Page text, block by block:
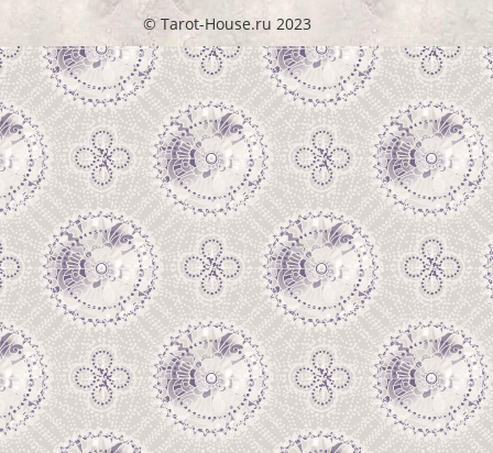
© Tarot-House.ru 2023